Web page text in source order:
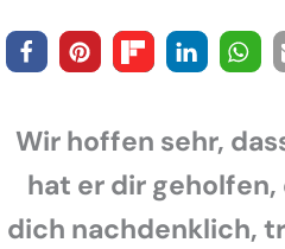
Wir hoffen sehr,
hat er dir
dich nachdenklich,